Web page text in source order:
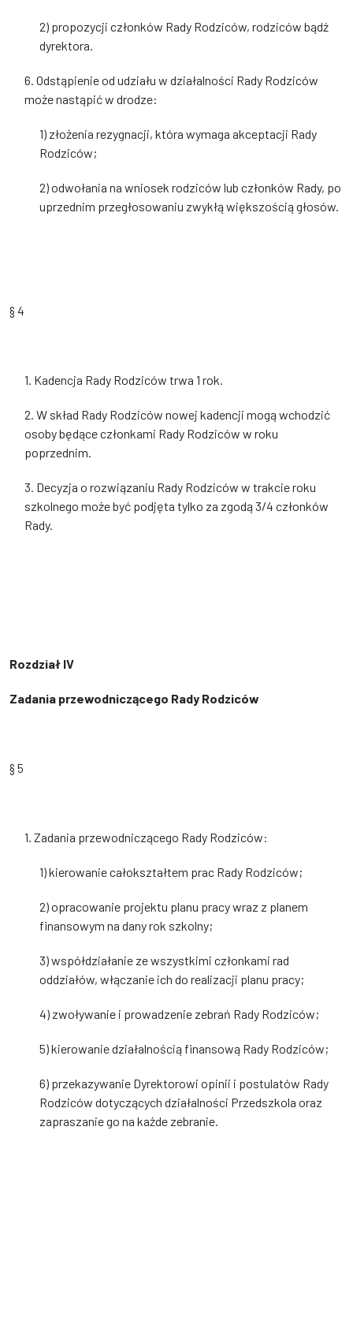
2) propozycji członków Rady Rodziców, rodziców bądź
dyrektora.
6. Odstąpienie od udziału w działalności Rady Rodziców
może nastąpić w drodze:
1) złożenia rezygnacji, która wymaga akceptacji Rady
Rodziców;
2) odwołania na wniosek rodziców lub członków Rady, po
uprzednim przegłosowaniu zwykłą większością głosów.
§ 4
1. Kadencja Rady Rodziców trwa 1 rok.
2. W skład Rady Rodziców nowej kadencji mogą wchodzić
osoby będące członkami Rady Rodziców w roku
poprzednim.
3. Decyzja o rozwiązaniu Rady Rodziców w trakcie roku
szkolnego może być podjęta tylko za zgodą 3/4 członków
Rady.
Rozdział IV
Zadania przewodniczącego Rady Rodziców
§ 5
1. Zadania przewodniczącego Rady Rodziców:
1) kierowanie całokształtem prac Rady Rodziców;
2) opracowanie projektu planu pracy wraz z planem
finansowym na dany rok szkolny;
3) współdziałanie ze wszystkimi członkami rad
oddziałów, włączanie ich do realizacji planu pracy;
4) zwoływanie i prowadzenie zebrań Rady Rodziców;
5) kierowanie działalnością finansową Rady Rodziców;
6) przekazywanie Dyrektorowi opinii i postulatów Rady
Rodziców dotyczących działalności Przedszkola oraz
zapraszanie go na każde zebranie.